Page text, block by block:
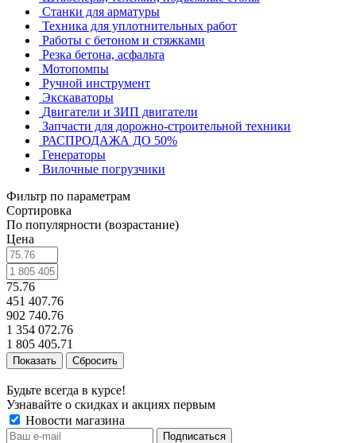
Станки для арматуры
Техника для уплотнительных работ
Работы с бетоном и стяжками
Резка бетона, асфальта
Мотопомпы
Ручной инструмент
Экскаваторы
Двигатели и ЗИП двигатели
Запчасти для дорожно-строительной техники
РАСПРОДАЖА ДО 50%
Генераторы
Вилочные погрузчики
Фильтр по параметрам
Сортировка
По популярности (возрастание)
Цена
75.76
451 407.76
902 740.76
1 354 072.76
1 805 405.71
Сбросить
Будьте всегда в курсе!
Узнавайте о скидках и акциях первым
Новости магазина